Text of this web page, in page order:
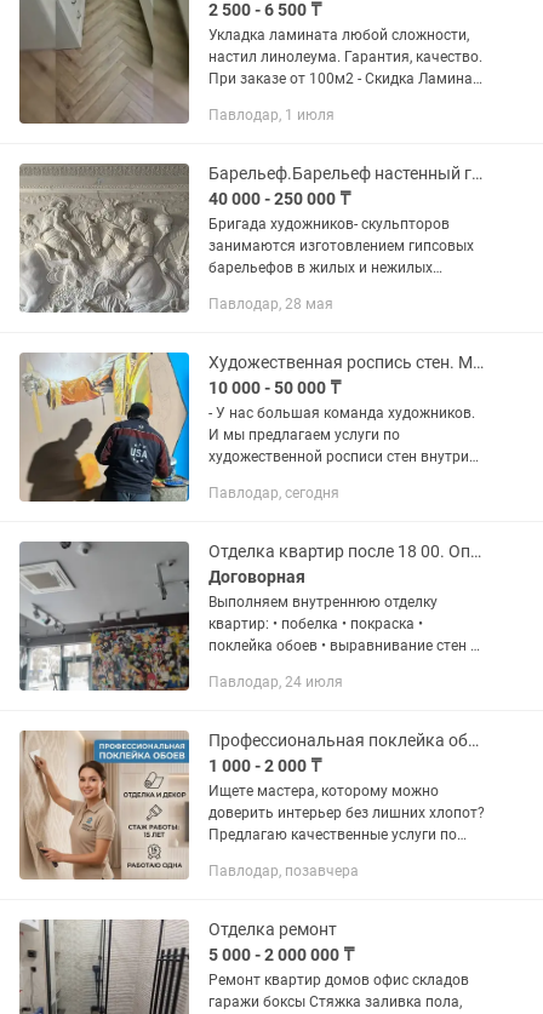
2 500 - 6 500 ₸
Укладка ламината любой сложности,
настил линолеума. Гарантия, качество.
При заказе от 100м2 - Скидка Ламинат
укладка = 2500 тг 2. Диагональная
Павлодар, 1 июля
Барельеф.Барельеф настенный гипсовый. Скала. Скульптура в интерьере.
40 000 - 250 000 ₸
Бригада художников- скульпторов
занимаются изготовлением гипсовых
барельефов в жилых и нежилых
любой сложности. Качественно! В срок!
Павлодар, 28 мая
Художественная роспись стен. Мурал. Художник. Оформление стен школ, садиков
10 000 - 50 000 ₸
- У нас большая команда художников.
И мы предлагаем услуги по
художественной росписи стен внутри
офисов, стен школ и детских садов и в
Павлодар, сегодня
Отделка квартир после 18 00. Опыт 17 лет Недорого
Договорная
Выполняем внутреннюю отделку
квартир: • побелка • покраска •
поклейка обоев • выравнивание стен и
напарником 🛠 Опыт более 17 лет ⏰
Павлодар, 24 июля
Профессиональная поклейка обоев отделка и декор
1 000 - 2 000 ₸
Ищете мастера, которому можно
доверить интерьер без лишних хлопот?
Предлагаю качественные услуги по
совесть, ценю ваше время и свой
Павлодар, позавчера
Отделка ремонт
5 000 - 2 000 000 ₸
Ремонт квартир домов офис складов
гаражи боксы Стяжка заливка пола,